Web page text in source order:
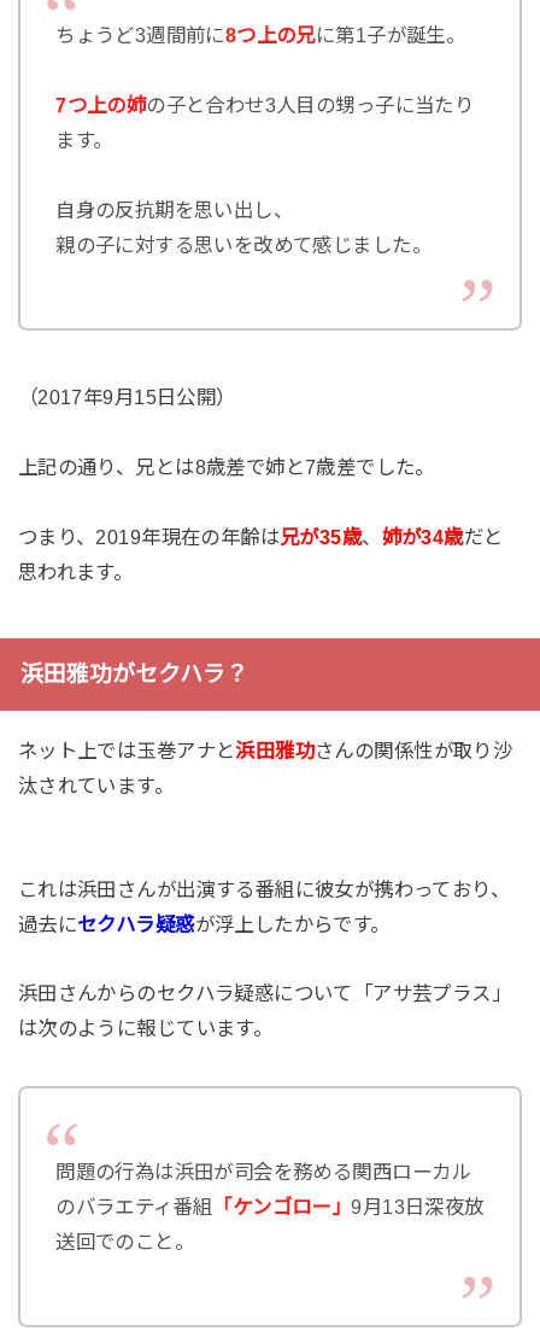
ちょうど3週間前に8つ上の兄に第1子が誕生。
7つ上の姉の子と合わせ3人目の甥っ子に当たり
ます。
自身の反抗期を思い出し、
親の子に対する思いを改めて感じました。
（2017年9月15日公開）
上記の通り、兄とは8歳差で姉と7歳差でした。
つまり、2019年現在の年齢は兄が35歳、 姉が34歳だと
思われます。
浜田雅功がセクハラ？
ネット上では玉巻アナと浜田雅功さんの関係性が取り沙
汰されています。
これは浜田さんが出演する番組に彼女が携わっており、
過去にセクハラ疑惑が浮上したからです。
浜田さんからのセクハラ疑惑について「アサ芸プラス」
は次のように報じています。
問題の行為は浜田が司会を務める関西ローカル
のバラエティ番組
「ケンゴロー」9月13日深夜放
送回でのこと。